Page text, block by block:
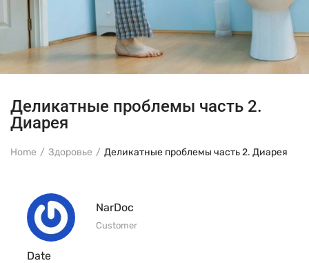
Деликатные проблемы часть 2.
Диарея
Home Здоровье Деликатные проблемы часть 2. Диарея
NarDoc
Customer
Date